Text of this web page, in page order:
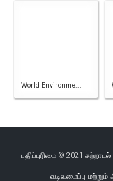
World Environme...
பதிப்புரிமை © 2021
வடிவமைப்பு மற்றும்